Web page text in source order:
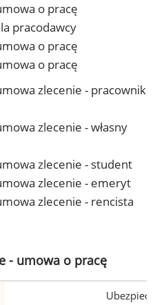
o pracę
pracodawcy
o pracę
o pracę
zlecenie - pracownik
zlecenie - własny
zlecenie - student
zlecenie - emeryt
zlecenie - rencista
- umowa o pracę